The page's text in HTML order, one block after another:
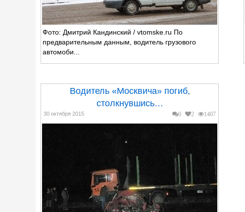
Фото: Дмитрий Кандинский / vtomske.ru По
предварительным данным, водитель грузового
автомоби...
Водитель «Москвича» погиб,
столкнувшись…
0 2 1407
30 октября 2015